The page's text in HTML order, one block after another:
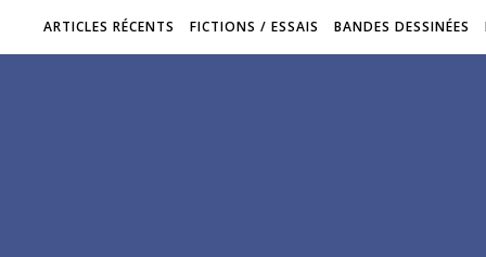
ARTICLES RÉCENTS FICTIONS / ESSAIS BANDES DESSINÉES